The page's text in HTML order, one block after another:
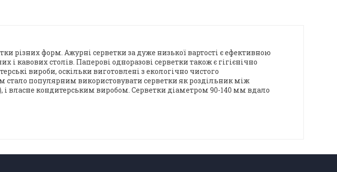
різних форм. Ажурні серветки за дуже низької вартості є ефективною
кавових столів. Паперові одноразові серветки також є гігієнічно
вироби, оскільки виготовлені з екологічно чистого
стало популярним використовувати серветки як роздільник між
власне кондитерським виробом. Серветки діаметром 90-140 мм вдало